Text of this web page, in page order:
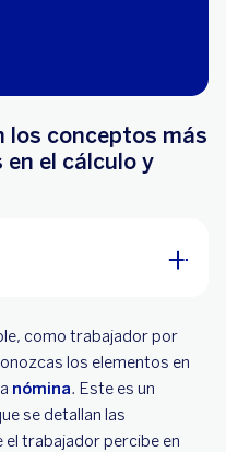
los conceptos más
el cálculo y
de una nómina
aparecer en la
como trabajador por
los elementos en
nómina. Este es un
se detallan las
el trabajador percibe en